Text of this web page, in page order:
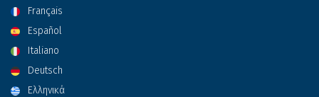
Français
Español
Italiano
Deutsch
Ελληνικά